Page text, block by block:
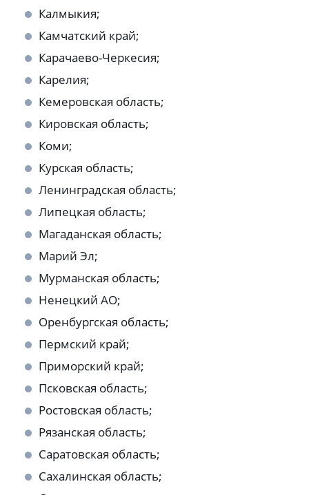
Калмыкия;
Камчатский край;
Карачаево-Черкесия;
Карелия;
Кемеровская область;
Кировская область;
Коми;
Курская область;
Ленинградская область;
Липецкая область;
Магаданская область;
Марий Эл;
Мурманская область;
Ненецкий АО;
Оренбургская область;
Пермский край;
Приморский край;
Псковская область;
Ростовская область;
Рязанская область;
Саратовская область;
Сахалинская область;